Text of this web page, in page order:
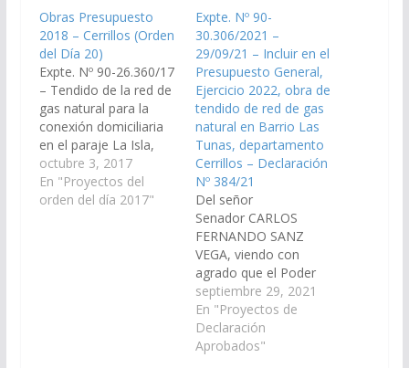
Obras Presupuesto
2018 – Cerrillos (Orden
del Día 20)
Expte. Nº 90-26.360/17
– Tendido de la red de
gas natural para la
conexión domiciliaria
en el paraje La Isla,
Municipio de San José
de los Cerrillos. Expte.
Nº 90-26.361/17 –
octubre 3, 2017
En "Proyectos del
orden del día 2017"
Expte. Nº 90-
30.306/2021 –
29/09/21 – Incluir en el
Presupuesto General,
Ejercicio 2022, obra de
tendido de red de gas
natural en Barrio Las
Tunas, departamento
Cerrillos – Declaración
Nº 384/21
Del señor
Senador CARLOS
FERNANDO SANZ
VEGA, viendo con
agrado que el Poder
Ejecutivo Provincial
incluya en el Plan de
Obras Públicas del
Presupuesto General
septiembre 29, 2021
En "Proyectos de
Declaración
Aprobados"